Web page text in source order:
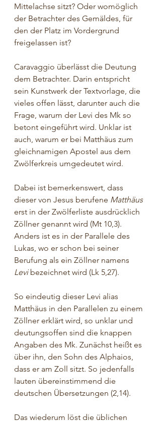
Mittelachse sitzt? Oder womöglich
der Betrachter des Gemäldes, für
den der Platz im Vordergrund
freigelassen ist?
Caravaggio überlässt die Deutung
dem Betrachter. Darin entspricht
sein Kunstwerk der Textvorlage, die
vieles offen lässt, darunter auch die
Frage, warum der Levi des Mk so
betont eingeführt wird. Unklar ist
auch, warum er bei Matthäus zum
gleichnamigen Apostel aus dem
Zwölferkreis umgedeutet wird.
Dabei ist bemerkenswert, dass
dieser von Jesus berufene Matthäus
erst in der Zwölferliste ausdrücklich
Zöllner genannt wird (Mt 10,3).
Anders ist es in der Parallele des
Lukas, wo er schon bei seiner
Berufung als ein Zöllner namens
Levi bezeichnet wird (Lk 5,27).
So eindeutig dieser Levi alias
Matthäus in den Parallelen zu einem
Zöllner erklärt wird, so unklar und
deutungsoffen sind die knappen
Angaben des Mk. Zunächst heißt es
über ihn, den Sohn des Alphaios,
dass er am Zoll sitzt. So jedenfalls
lauten übereinstimmend die
deutschen Übersetzungen (2,14).
Das wiederum löst die üblichen